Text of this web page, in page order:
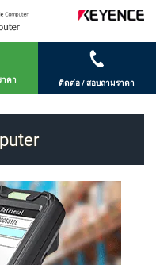
คา ติดต่อ / สอบถามราคา